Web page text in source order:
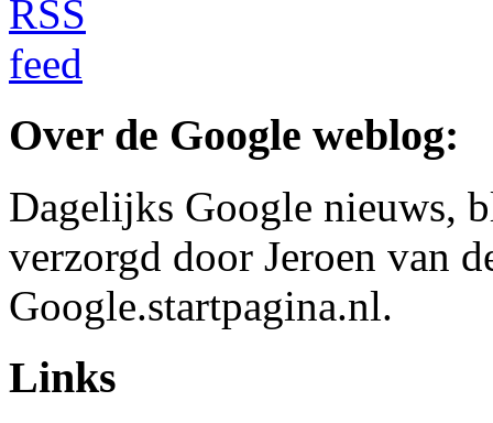
Over de Google weblog:
Dagelijks Google nieuws,
verzorgd door Jeroen van
Google.startpagina.nl.
Links